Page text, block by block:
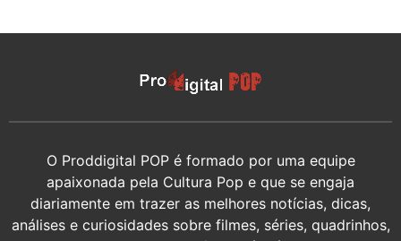
O Proddigital POP é formado por uma equipe
apaixonada pela Cultura Pop e que se engaja
diariamente em trazer as melhores notícias, dicas,
análises e curiosidades sobre filmes, séries, quadrinhos,